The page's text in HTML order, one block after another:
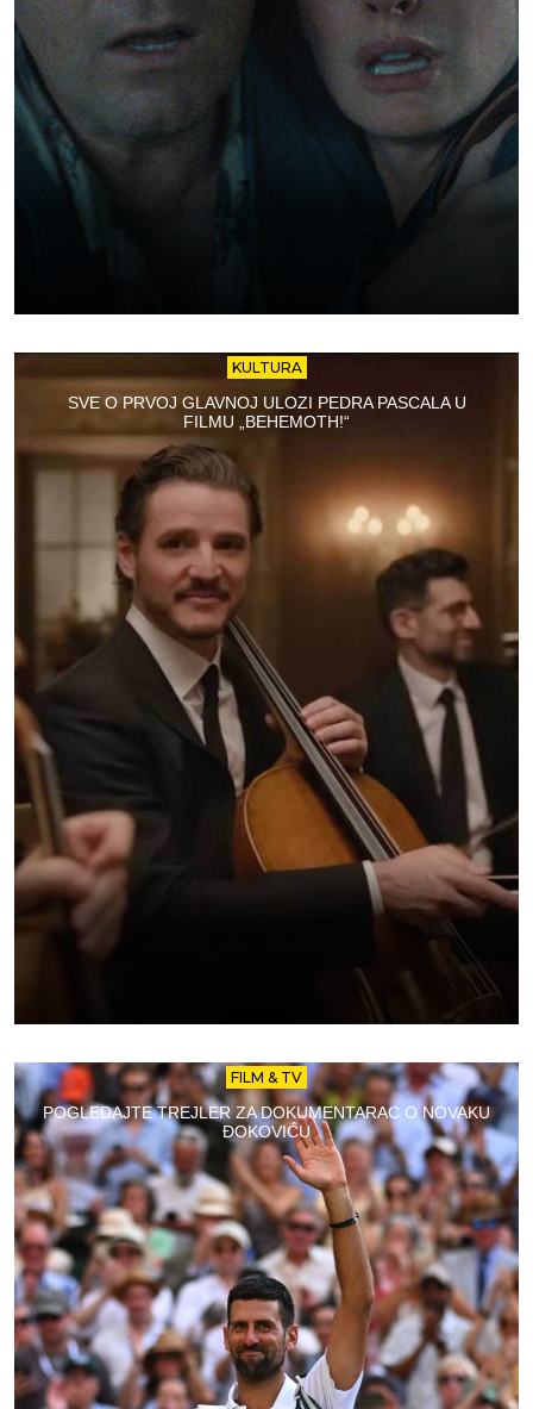
KULTURA
SVE O PRVOJ GLAVNOJ ULOZI PEDRA PASCALA U
FILMU „BEHEMOTH!“
FILM & TV
POGLEDAJTE TREJLER ZA DOKUMENTARAC O NOVAKU
ĐOKOVIĆU